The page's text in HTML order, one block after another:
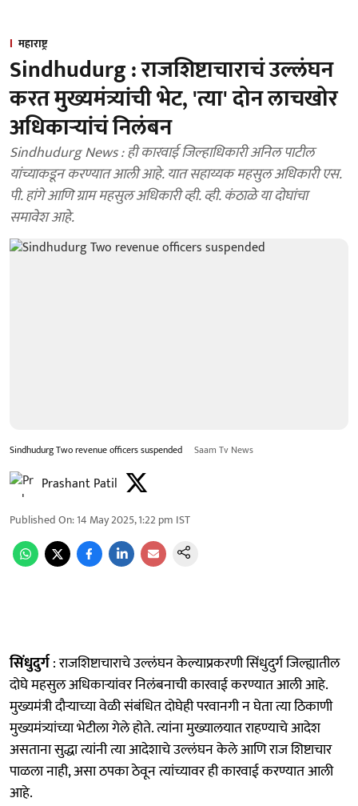
महाराष्ट्र
Sindhudurg : राजशिष्टाचाराचं उल्लंघन
करत मुख्यमंत्र्यांची भेट, 'त्या' दोन लाचखोर
अधिकाऱ्यांचं निलंबन
Sindhudurg News : ही कारवाई जिल्हाधिकारी अनिल पाटील
यांच्याकडून करण्यात आली आहे. यात सहाय्यक महसुल अधिकारी एस.
पी. हांगे आणि ग्राम महसुल अधिकारी व्ही. व्ही. कंठाळे या दोघांचा
समावेश आहे.
Sindhudurg Two revenue officers suspended Saam Tv News
Prashant Patil
Published On:14 May 2025, 1:22 pm IST
सिंधुदुर्ग: राजशिष्टाचाराचे उल्लंघन केल्याप्रकरणी सिंधुदुर्ग जिल्ह्यातील
दोघे महसुल अधिकाऱ्यांवर निलंबनाची कारवाई करण्यात आली आहे.
मुख्यमंत्री दौऱ्याच्या वेळी संबंधित दोघेही परवानगी न घेता त्या ठिकाणी
मुख्यमंत्र्यांच्या भेटीला गेले होते. त्यांना मुख्यालयात राहण्याचे आदेश
असताना सुद्धा त्यांनी त्या आदेशाचे उल्लंघन केले आणि राज शिष्टाचार
पाळला नाही, असा ठपका ठेवून त्यांच्यावर ही कारवाई करण्यात आली
आहे.